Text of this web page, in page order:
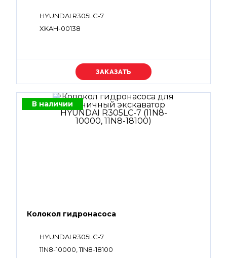
HYUNDAI R305LC-7
XKAH-00138
Уточняйте цену
В наличии
Колокол гидронасоса
HYUNDAI R305LC-7
11N8-10000, 11N8-18100